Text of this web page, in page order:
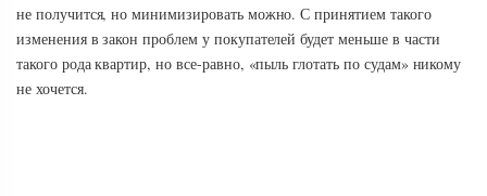
не получится, но минимизировать можно. С принятием такого
изменения в закон проблем у покупателей будет меньше в части
такого рода квартир, но все-равно, «пыль глотать по судам» никому
не хочется.